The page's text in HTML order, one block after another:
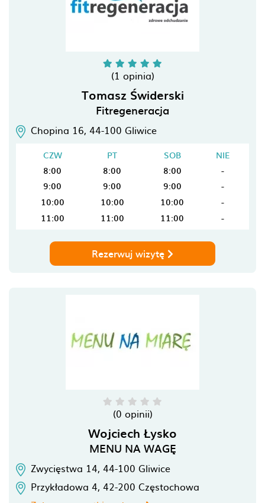
(1 opinia)
Tomasz Świderski
Fitregeneracja
Chopina 16, 44-100 Gliwice
CZW PT SOB
NIE
8:00
8:00 8:00
-
9:00
9:00 9:00
-
10:00
10:00 10:00
-
11:00
11:00 11:00 -
Rezerwuj wizytę
(0 opinii)
Wojciech Łysko
MENU NA WAGĘ
Zwycięstwa 14, 44-100 Gliwice
Przykładowa 4, 42-200 Częstochowa